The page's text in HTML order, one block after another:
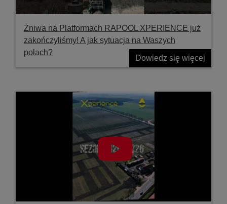
Żniwa na Platformach RAPOOL XPERIENCE już
zakończyliśmy! A jak sytuacja na Waszych
polach?
Dowiedz się więcej